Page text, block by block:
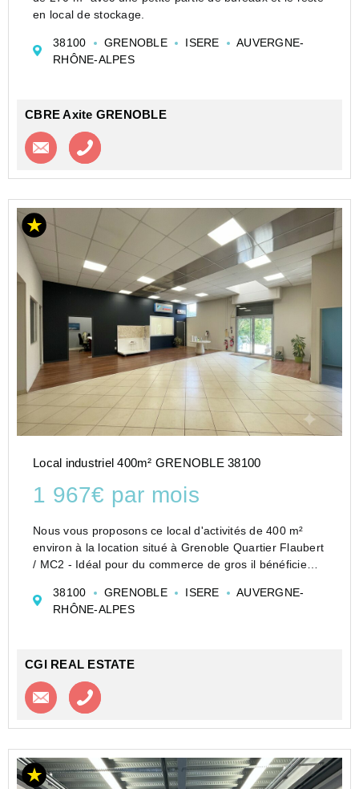
en local de stockage.
38100 GRENOBLE ISERE
AUVERGNE-
RHÔNE-ALPES
CBRE Axite GRENOBLE
Contacter l'agence
Local industriel 400m² GRENOBLE 38100
1 967€ par mois
Nous vous proposons ce local d'activités de 400 m²
environ à la location situé à Grenoble Quartier Flaubert
/ MC2 - Idéal pour du commerce de gros il bénéficie
200 m², d'un quai de déchargement,...
38100 GRENOBLE ISERE
AUVERGNE-
RHÔNE-ALPES
CGI REAL ESTATE
Contacter l'agence